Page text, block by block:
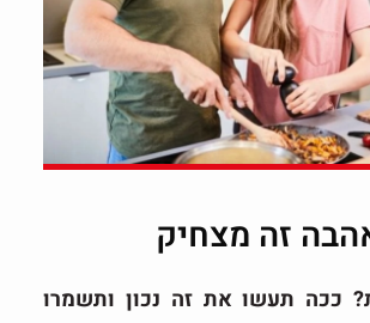
זה מצחיק
ככה תעשו את זה נכון ותשמרו